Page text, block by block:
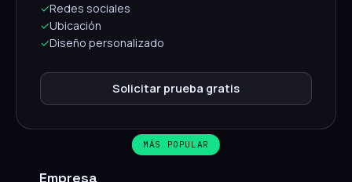
✓Redes sociales
✓Ubicación
✓Diseño personalizado
Solicitar prueba gratis
MÁS POPULAR
Empresa